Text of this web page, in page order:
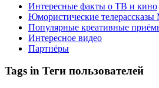
Интересные факты о ТВ и кино
Юмористические телерассказы
Популярные креативные
Интересное видео
Партнёры
Tags in Теги пользователей